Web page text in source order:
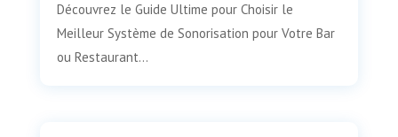
Découvrez le Guide Ultime pour Choisir le
Meilleur Système de Sonorisation pour Votre Bar
ou Restaurant...